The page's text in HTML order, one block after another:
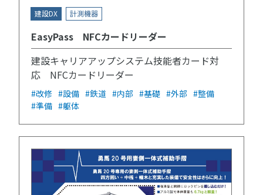
建設DX 計測機器
EasyPass NFCカードリーダー
建設キャリアアップシステム技能者カード対
応 NFCカードリーダー
#改修 #設備 #鉄道 #内部 #基礎 #外部 #整備
#準備 #躯体